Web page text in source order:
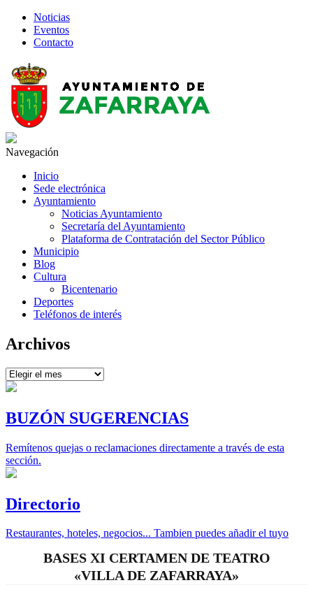
Noticias
Eventos
Contacto
Navegación
Inicio
Sede electrónica
Ayuntamiento
Noticias Ayuntamiento
Secretaría del Ayuntamiento
Plataforma de Contratación del Sector Público
Municipio
Blog
Cultura
Bicentenario
Deportes
Teléfonos de interés
Archivos
Archivos
BUZÓN SUGERENCIAS
Remítenos quejas o reclamaciones directamente a través de esta
sección.
Directorio
Restaurantes, hoteles, negocios... Tambien puedes añadir el tuyo
BASES XI CERTAMEN DE TEATRO
«VILLA DE ZAFARRAYA»